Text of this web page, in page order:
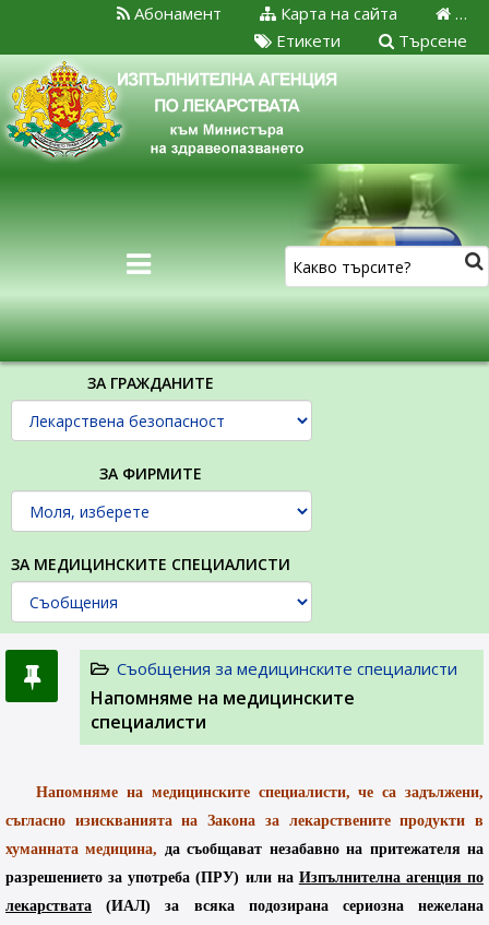
…
Карта на сайта
Абонамент
Търсене
Етикети
ЗА ГРАЖДАНИТЕ
ЗА ФИРМИТЕ
ЗА МЕДИЦИНСКИТЕ СПЕЦИАЛИСТИ
Съобщения за медицинските специалисти
Напомняме на медицинските
специалисти
Напомняме на медицинските специалисти, че са задължени,
съгласно изискванията на Закона за лекарствените продукти в
хуманната медицина, да съобщават незабавно на притежателя на
разрешението за употреба (ПРУ) или на Изпълнителна агенция по
лекарствата (ИАЛ) за всяка подозирана сериозна нежелана